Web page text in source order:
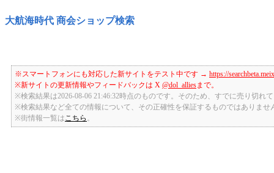
大航海時代 商会ショップ検索
※スマートフォンにも対応した新サイトをテスト中です → https://
※新サイトの更新情報やフィードバックは X @dol_alliesまで。
※検索結果は2026-08-06 21:46:32時点のものです。そのため、すでに売り切れ
※検索結果など全ての情報について、その正確性を保証するものではありませ
※街情報一覧は こちら